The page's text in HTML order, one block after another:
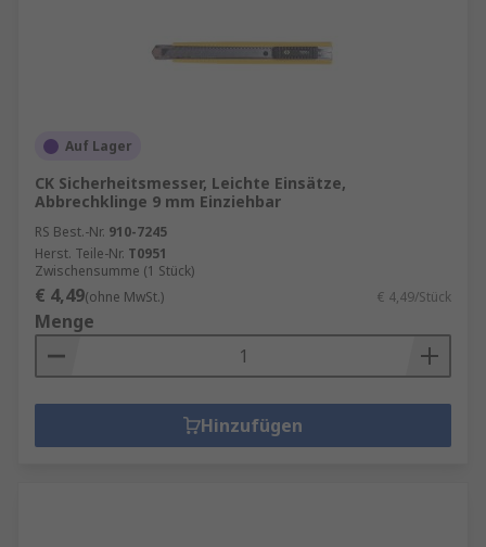
Auf Lager
CK Sicherheitsmesser, Leichte Einsätze,
Abbrechklinge 9 mm Einziehbar
RS Best.-Nr. 910-7245
Herst. Teile-Nr. T0951
Zwischensumme (1 Stück)
€ 4,49(ohne MwSt.) € 4,49/Stück
Menge
Hinzufügen